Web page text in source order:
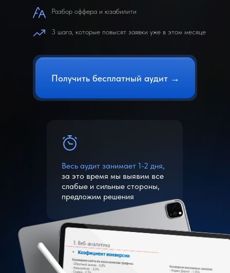
Весь аудит занимает 1-2 дня,
за это время мы выявим все
слабые и сильные стороны,
предложим решения
3 шага, которые повысят заявки уже в этом месяце
Разбор оффера и юзабилити
Получить бесплатный аудит →